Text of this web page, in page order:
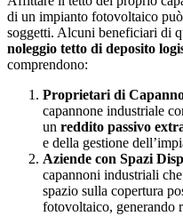
di un impianto fotovoltaico
soggetti. Alcuni beneficiari di
noleggio tetto di deposito
comprendono:
Proprietari di
capannone industriale
un reddito passivo
e della gestione
Aziende con Spazi
capannoni industriali
spazio sulla copertura
fotovoltaico, generando